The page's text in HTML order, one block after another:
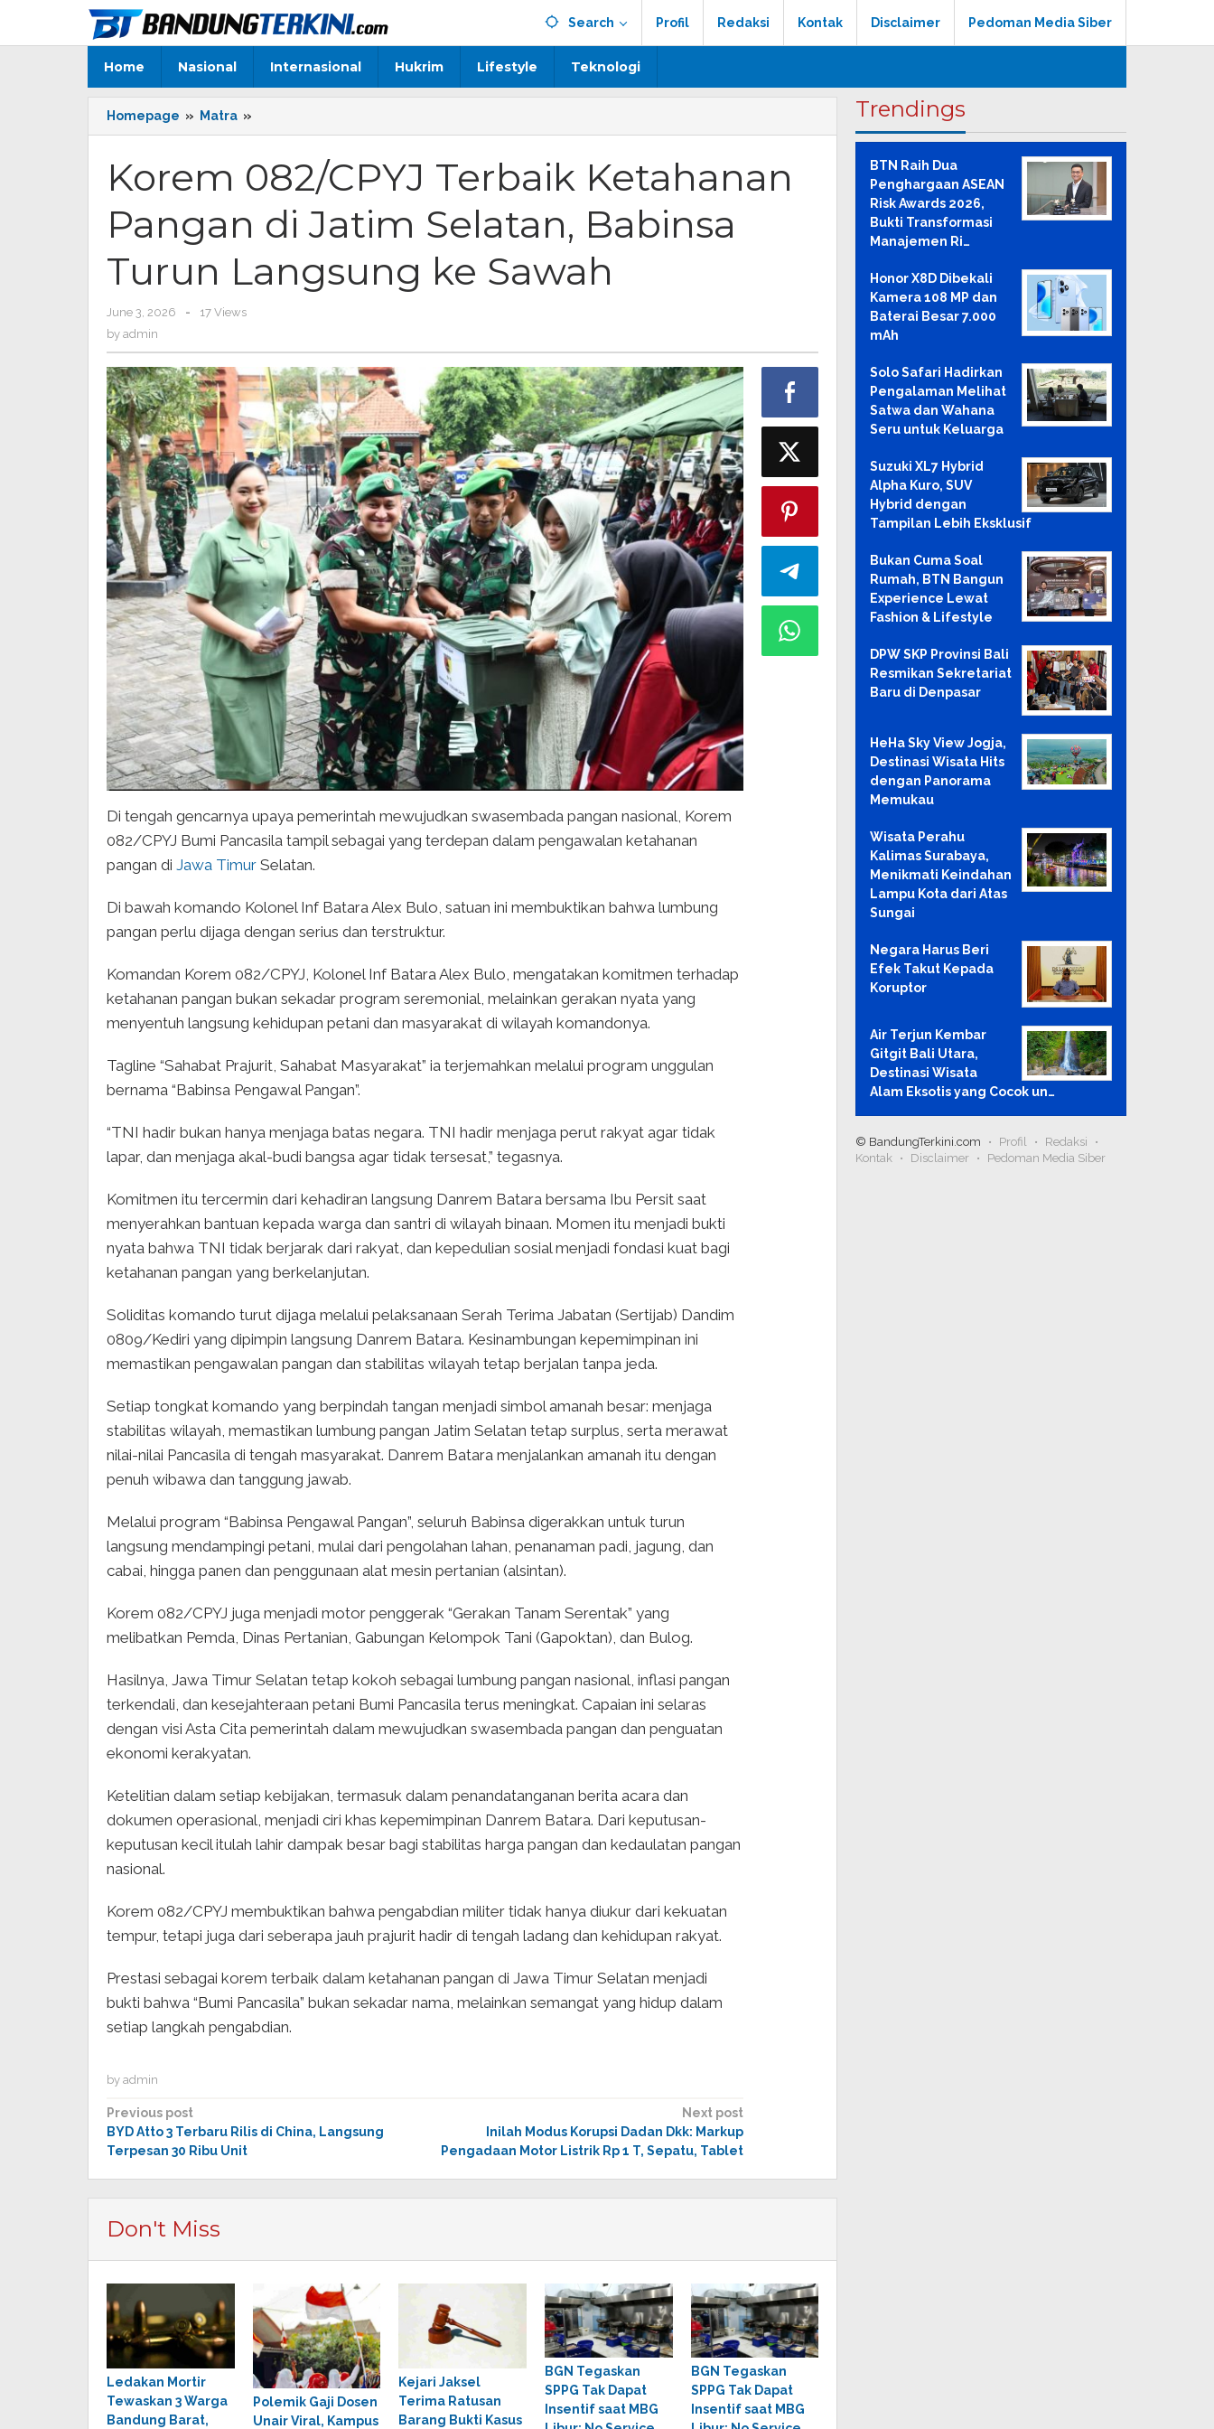
content
Search Profil Redaksi Kontak Disclaimer Pedoman Media Siber
Home Nasional Internasional Hukrim Lifestyle Teknologi
Homepage » Matra »
082/CPYJ
Ketahanan
Pangan
Jatim
Babinsa
Turun
Korem 082/CPYJ Terbaik Ketahanan
Pangan di Jatim Selatan, Babinsa
Turun Langsung ke Sawah
June 3, 2026
by
-
17 Views
by admin
Di tengah gencarnya upaya pemerintah mewujudkan swasembada pangan nasional, Korem
082/CPYJ Bumi Pancasila tampil sebagai yang terdepan dalam pengawalan ketahanan
pangan di Jawa Timur Selatan.
Di bawah komando Kolonel Inf Batara Alex Bulo, satuan ini membuktikan bahwa lumbung
pangan perlu dijaga dengan serius dan terstruktur.
Komandan Korem 082/CPYJ, Kolonel Inf Batara Alex Bulo, mengatakan komitmen terhadap
ketahanan pangan bukan sekadar program seremonial, melainkan gerakan nyata yang
menyentuh langsung kehidupan petani dan masyarakat di wilayah komandonya.
Tagline “Sahabat Prajurit, Sahabat Masyarakat” ia terjemahkan melalui program unggulan
bernama “Babinsa Pengawal Pangan”.
“TNI hadir bukan hanya menjaga batas negara. TNI hadir menjaga perut rakyat agar tidak
lapar, dan menjaga akal-budi bangsa agar tidak tersesat,” tegasnya.
Komitmen itu tercermin dari kehadiran langsung Danrem Batara bersama Ibu Persit saat
menyerahkan bantuan kepada warga dan santri di wilayah binaan. Momen itu menjadi bukti
nyata bahwa TNI tidak berjarak dari rakyat, dan kepedulian sosial menjadi fondasi kuat bagi
ketahanan pangan yang berkelanjutan.
Soliditas komando turut dijaga melalui pelaksanaan Serah Terima Jabatan (Sertijab) Dandim
0809/Kediri yang dipimpin langsung Danrem Batara. Kesinambungan kepemimpinan ini
memastikan pengawalan pangan dan stabilitas wilayah tetap berjalan tanpa jeda.
Setiap tongkat komando yang berpindah tangan menjadi simbol amanah besar: menjaga
stabilitas wilayah, memastikan lumbung pangan Jatim Selatan tetap surplus, serta merawat
nilai-nilai Pancasila di tengah masyarakat. Danrem Batara menjalankan amanah itu dengan
penuh wibawa dan tanggung jawab.
Melalui program “Babinsa Pengawal Pangan”, seluruh Babinsa digerakkan untuk turun
langsung mendampingi petani, mulai dari pengolahan lahan, penanaman padi, jagung, dan
cabai, hingga panen dan penggunaan alat mesin pertanian (alsintan).
Korem 082/CPYJ juga menjadi motor penggerak “Gerakan Tanam Serentak” yang
melibatkan Pemda, Dinas Pertanian, Gabungan Kelompok Tani (Gapoktan), dan Bulog.
Hasilnya, Jawa Timur Selatan tetap kokoh sebagai lumbung pangan nasional, inflasi pangan
terkendali, dan kesejahteraan petani Bumi Pancasila terus meningkat. Capaian ini selaras
dengan visi Asta Cita pemerintah dalam mewujudkan swasembada pangan dan penguatan
ekonomi kerakyatan.
Ketelitian dalam setiap kebijakan, termasuk dalam penandatanganan berita acara dan
dokumen operasional, menjadi ciri khas kepemimpinan Danrem Batara. Dari keputusan-
keputusan kecil itulah lahir dampak besar bagi stabilitas harga pangan dan kedaulatan pangan
nasional.
Korem 082/CPYJ membuktikan bahwa pengabdian militer tidak hanya diukur dari kekuatan
tempur, tetapi juga dari seberapa jauh prajurit hadir di tengah ladang dan kehidupan rakyat.
Prestasi sebagai korem terbaik dalam ketahanan pangan di Jawa Timur Selatan menjadi
bukti bahwa “Bumi Pancasila” bukan sekadar nama, melainkan semangat yang hidup dalam
setiap langkah pengabdian.
by admin
Post
navigation
Previous post
BYD Atto 3 Terbaru Rilis di China, Langsung
Terpesan 30 Ribu Unit
Next post
Inilah Modus Korupsi Dadan Dkk: Markup
Pengadaan Motor Listrik Rp 1 T, Sepatu, Tablet
Don't Miss
Ledakan Mortir
Tewaskan 3 Warga
Bandung Barat,
Polemik Gaji Dosen
Unair Viral, Kampus
Kejari Jaksel
Terima Ratusan
Barang Bukti Kasus
BGN Tegaskan
SPPG Tak Dapat
Insentif saat MBG
BGN Tegaskan
SPPG Tak Dapat
Insentif saat MBG
Trendings
BTN Raih Dua
Penghargaan ASEAN
Risk Awards 2026,
Bukti Transformasi
Manajemen Ri…
Honor X8D Dibekali
Kamera 108 MP dan
Baterai Besar 7.000
mAh
Solo Safari Hadirkan
Pengalaman Melihat
Satwa dan Wahana
Seru untuk Keluarga
Suzuki XL7 Hybrid
Alpha Kuro, SUV
Hybrid dengan
Tampilan Lebih Eksklusif
Bukan Cuma Soal
Rumah, BTN Bangun
Experience Lewat
Fashion & Lifestyle
DPW SKP Provinsi Bali
Resmikan Sekretariat
Baru di Denpasar
HeHa Sky View Jogja,
Destinasi Wisata Hits
dengan Panorama
Memukau
Wisata Perahu
Kalimas Surabaya,
Menikmati Keindahan
Lampu Kota dari Atas
Sungai
Negara Harus Beri
Efek Takut Kepada
Koruptor
Air Terjun Kembar
Gitgit Bali Utara,
Destinasi Wisata
Alam Eksotis yang Cocok un…
© BandungTerkini.com Profil
Redaksi
Kontak
Disclaimer Pedoman Media Siber